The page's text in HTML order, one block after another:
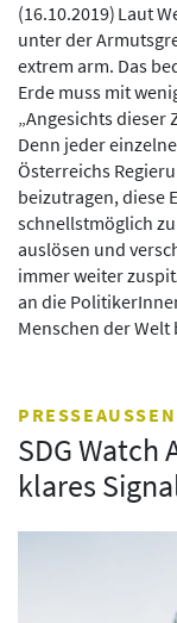
(16.10.2019) Laut
unter der
extrem arm. Das
Erde muss mit
„Angesichts dieser
Denn jeder
Österreichs
beizutragen, diese
schnellstmöglich
auslösen und
immer weiter
an die
Menschen der
SDG Watch
klares